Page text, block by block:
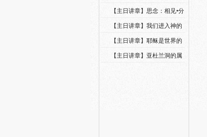
【主日讲章】思念：相见•分
享•同得安慰
【主日讲章】我们进入神的
国，必须经历许多艰难
【主日讲章】耶稣是世界的
光【主日讲章】亚杜兰洞的属